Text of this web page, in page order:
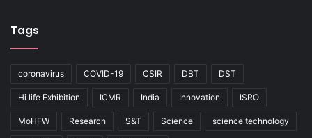
Tags
coronavirus COVID-19 CSIR DBT DST
Hi life Exhibition ICMR India Innovation ISRO
MoHFW Research S&T Science science technology